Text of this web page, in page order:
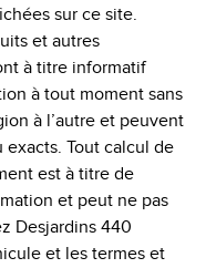
sur ce site.
et autres
à titre informatif
à tout moment sans
à l’autre et peuvent
Tout calcul de
est à titre de
et peut ne pas
Desjardins 440
et les termes et